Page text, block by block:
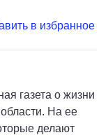
в избранное
газета о жизни
На ее
делают